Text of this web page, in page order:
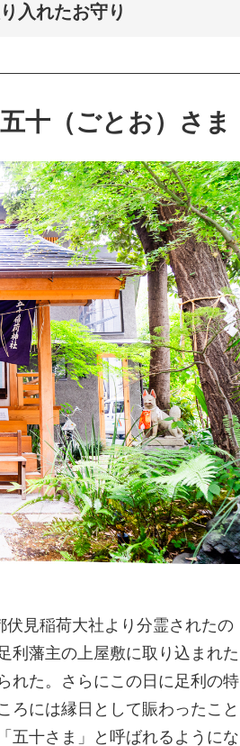
入れたお守り
十（ごとお）さま
見稲荷大社より分霊されたの
利藩主の上屋敷に取り込まれた
れた。さらにこの日に足利の特
ろには縁日として賑わったこと
五十さま」と呼ばれるようにな